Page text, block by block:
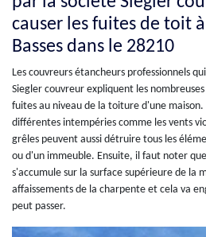
causer les fuites de toit à
Basses dans le 28210
Les couvreurs étancheurs professionnels
Siegler couvreur expliquent les
fuites au niveau de la toiture d'une
différentes intempéries comme les vents
grêles peuvent aussi détruire tous les
ou d'un immeuble. Ensuite, il faut noter
s'accumule sur la surface supérieure de la
affaissements de la charpente et cela va
peut passer.